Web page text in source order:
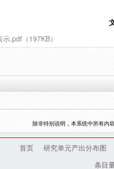
.pdf（197KB）
除非特别说明，本系统中所有内
首页
研究单元产出分布图
条目